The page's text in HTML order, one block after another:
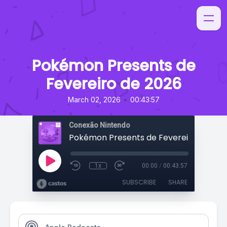
Pokémon Presents de
Fevereiro de 2026
March 02, 2026 • 00:43:57
Conexão Nintendo
Pokémon Presents de Fevereiro de
1x 00:00 / 00:43:57
SUBSCRIBE SHARE